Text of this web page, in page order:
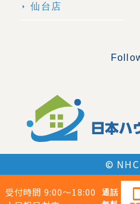
受付時間 9:00〜18:00
通話
arrow_right 仙台店
©